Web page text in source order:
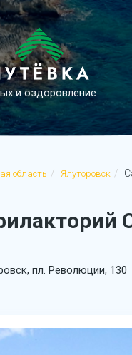
и оздоровление
область Ялуторовск
пл. Революции, 130